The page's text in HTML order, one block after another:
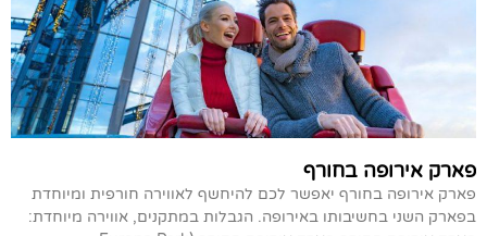
פארק אירופה בחורף
פארק אירופה בחורף יאפשר לכם להיחשף לאווירה חורפית ומיוחדת
בפארק השני בחשיבותו באירופה. הגבלות במתקנים, אווירה מיוחדת: